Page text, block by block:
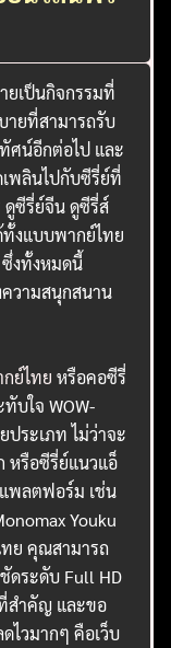
ยเป็นกิจกรรมที่
ายที่สามารถรับ
ศน์อีกต่อไป และ
เพลินไปกับซีรี่ย์ที่
ดูซีรี่ย์จีน ดูซีรี่ส์
งแบบพากย์ไทย
ซึ่งทั้งหมดนี้
วามสนุกสนาน
ย์ไทย หรือคอซีรี่
บใจ WOW-
ประเภท ไม่ว่าจะ
หรือซีรี่ย์แนวแอ็
พลตฟอร์ม เช่น
Youku
ย คุณสามารถ
ดระดับ Full HD
สำคัญ และขอ
ไวมากๆ คือเว็บ